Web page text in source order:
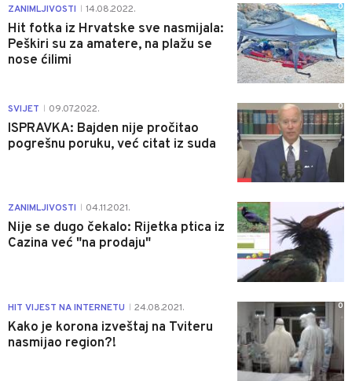
ZANIMLJIVOSTI 14.08.2022.
Hit fotka iz Hrvatske sve nasmijala:
Peškiri su za amatere, na plažu se
nose ćilimi
0
SVIJET 09.07.2022.
ISPRAVKA: Bajden nije pročitao
pogrešnu poruku, već citat iz suda
0
ZANIMLJIVOSTI 04.11.2021.
Nije se dugo čekalo: Rijetka ptica iz
Cazina već "na prodaju"
0
HIT VIJEST NA INTERNETU 24.08.2021.
Kako je korona izveštaj na Tviteru
nasmijao region?!
0